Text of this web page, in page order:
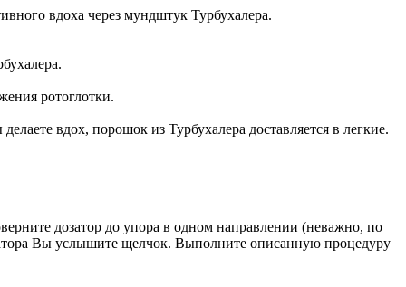
вдоха через мундштук Турбухалера.
ротоглотки.
вдох, порошок из Турбухалера доставляется в легкие.
дозатор до упора в одном направлении (неважно, по
Вы услышите щелчок. Выполните описанную процедуру